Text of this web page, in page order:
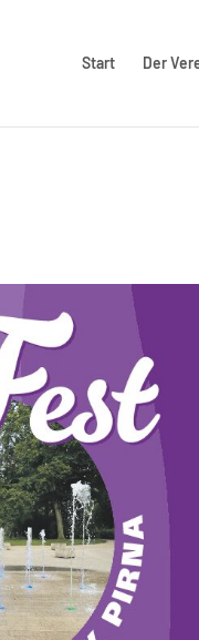
Start Der